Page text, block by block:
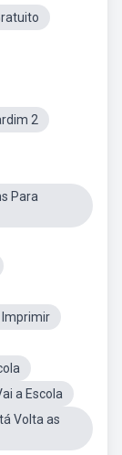
2
Para
Imprimir
a Escola
Volta as